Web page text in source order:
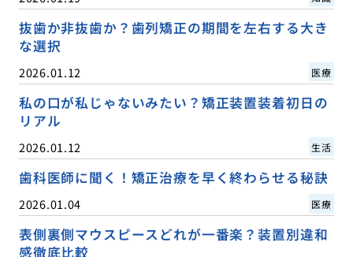
抜歯か非抜歯か？歯列矯正の期間を左右する大き
な選択
2026.01.12 医療
私の口が私じゃないみたい？矯正装置装着初日の
リアル
2026.01.12 生活
歯科医師に聞く！矯正治療を早く終わらせる秘訣
2026.01.04 医療
表側裏側マウスピースどれが一番楽？装置別違和
感徹底比較